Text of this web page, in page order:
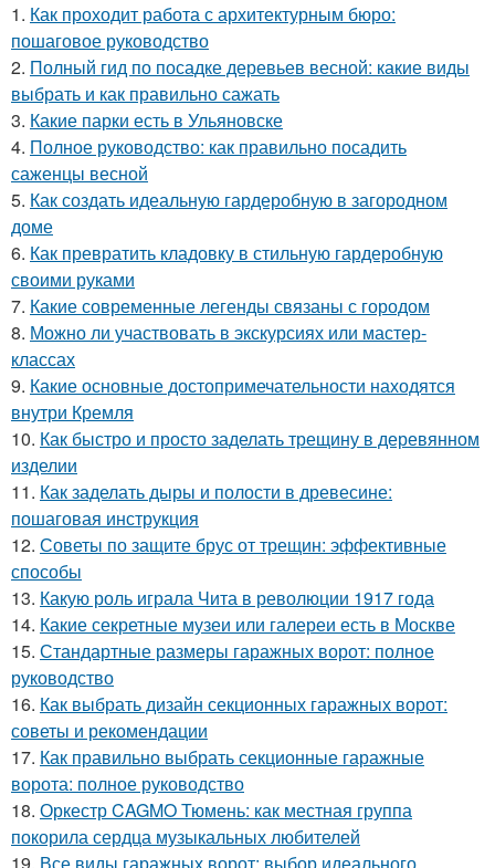
1. Как проходит работа с архитектурным бюро:
пошаговое руководство
2. Полный гид по посадке деревьев весной: какие виды
выбрать и как правильно сажать
3. Какие парки есть в Ульяновске
4. Полное руководство: как правильно посадить
саженцы весной
5. Как создать идеальную гардеробную в загородном
доме
6. Как превратить кладовку в стильную гардеробную
своими руками
7. Какие современные легенды связаны с городом
8. Можно ли участвовать в экскурсиях или мастер-
классах
9. Какие основные достопримечательности находятся
внутри Кремля
10. Как быстро и просто заделать трещину в деревянном
изделии
11. Как заделать дыры и полости в древесине:
пошаговая инструкция
12. Советы по защите брус от трещин: эффективные
способы
13. Какую роль играла Чита в революции 1917 года
14. Какие секретные музеи или галереи есть в Москве
15. Стандартные размеры гаражных ворот: полное
руководство
16. Как выбрать дизайн секционных гаражных ворот:
советы и рекомендации
17. Как правильно выбрать секционные гаражные
ворота: полное руководство
18. Оркестр CAGMO Тюмень: как местная группа
покорила сердца музыкальных любителей